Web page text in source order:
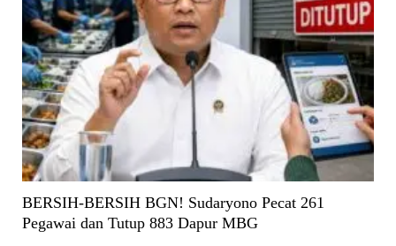
BERSIH-BERSIH BGN! Sudaryono Pecat 261
Pegawai dan Tutup 883 Dapur MBG